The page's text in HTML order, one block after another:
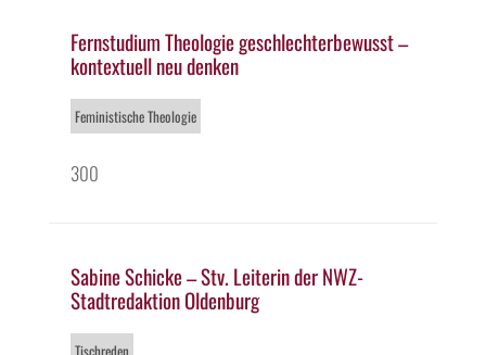
Fernstudium Theologie geschlechterbewusst –
kontextuell neu denken
Feministische Theologie
300
Sabine Schicke – Stv. Leiterin der NWZ-
Stadtredaktion Oldenburg